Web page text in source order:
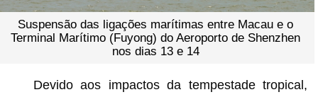
Suspensão das ligações marítimas entre Macau e o
Terminal Marítimo (Fuyong) do Aeroporto de Shenzhen
nos dias 13 e 14
Devido aos impactos da tempestade tropical,